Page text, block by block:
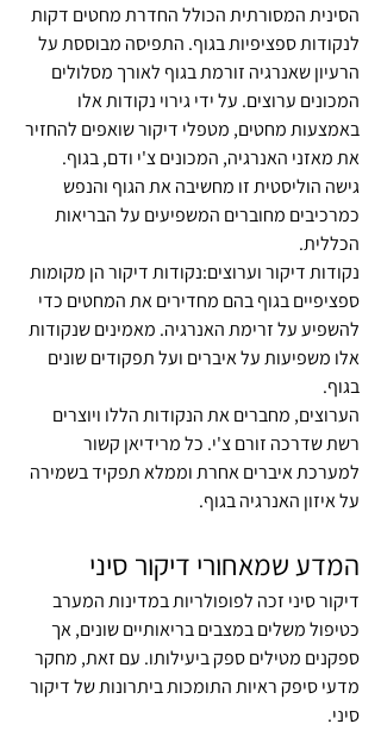
הסינית המסורתית הכולל החדרת מחטים דקות
לנקודות ספציפיות בגוף. התפיסה מבוססת על
הרעיון שאנרגיה זורמת בגוף לאורך מסלולים
המכונים ערוצים. על ידי גירוי נקודות אלו
באמצעות מחטים, מטפלי דיקור שואפים להחזיר
את מאזני האנרגיה, המכונים צ'י ודם, בגוף.
גישה הוליסטית זו מחשיבה את הגוף והנפש
כמרכיבים מחוברים המשפיעים על הבריאות
הכללית.
נקודות דיקור וערוצים:נקודות דיקור הן מקומות
ספציפיים בגוף בהם מחדירים את המחטים כדי
להשפיע על זרימת האנרגיה. מאמינים שנקודות
אלו משפיעות על איברים ועל תפקודים שונים
בגוף.
הערוצים, מחברים את הנקודות הללו ויוצרים
רשת שדרכה זורם צ'י. כל מרידיאן קשור
למערכת איברים אחרת וממלא תפקיד בשמירה
על איזון האנרגיה בגוף.
המדע שמאחורי דיקור סיני
דיקור סיני זכה לפופולריות במדינות המערב
כטיפול משלים במצבים בריאותיים שונים, אך
ספקנים מטילים ספק ביעילותו. עם זאת, מחקר
מדעי סיפק ראיות התומכות ביתרונות של דיקור
סיני.